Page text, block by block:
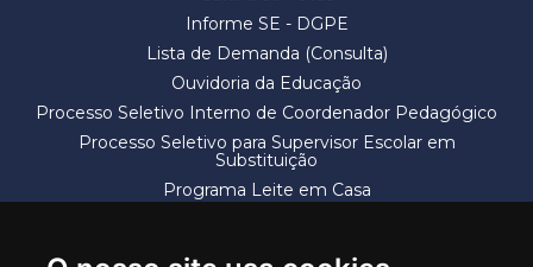
Informe SE - DGPE
Lista de Demanda (Consulta)
Ouvidoria da Educação
Processo Seletivo Interno de Coordenador Pedagógico
Processo Seletivo para Supervisor Escolar em
Substituição
Programa Leite em Casa